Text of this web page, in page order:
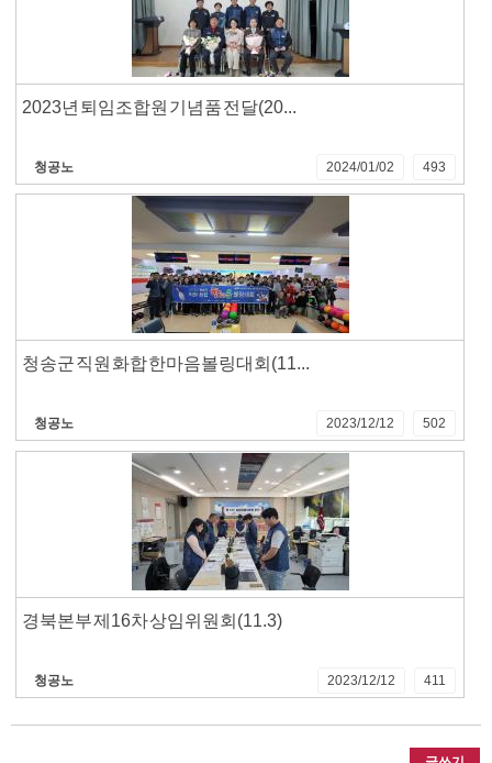
2023년 퇴임조합원 기념품 전달(20...
청공노 493
2024/01/02
청송군 직원 화합 한마음 볼링대회(11...
청공노 502
2023/12/12
경북본부 제16차 상임위원회(11.3)
청공노 411
2023/12/12